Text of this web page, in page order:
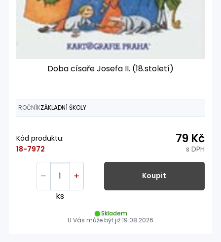
Doba císaře Josefa II. (18.století)
ROČNÍKZÁKLADNÍ ŠKOLY
Kód produktu:
18-7972
79 Kč
s DPH
ks
Koupit
Skladem
U Vás může být již19.08.2026